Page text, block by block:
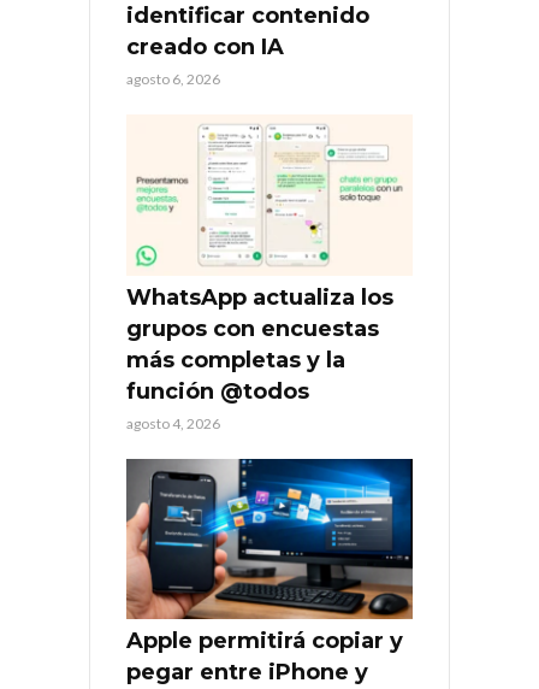
identificar contenido
creado con IA
agosto 6, 2026
WhatsApp actualiza los
grupos con encuestas
más completas y la
función @todos
agosto 4, 2026
Apple permitirá copiar y
pegar entre iPhone y